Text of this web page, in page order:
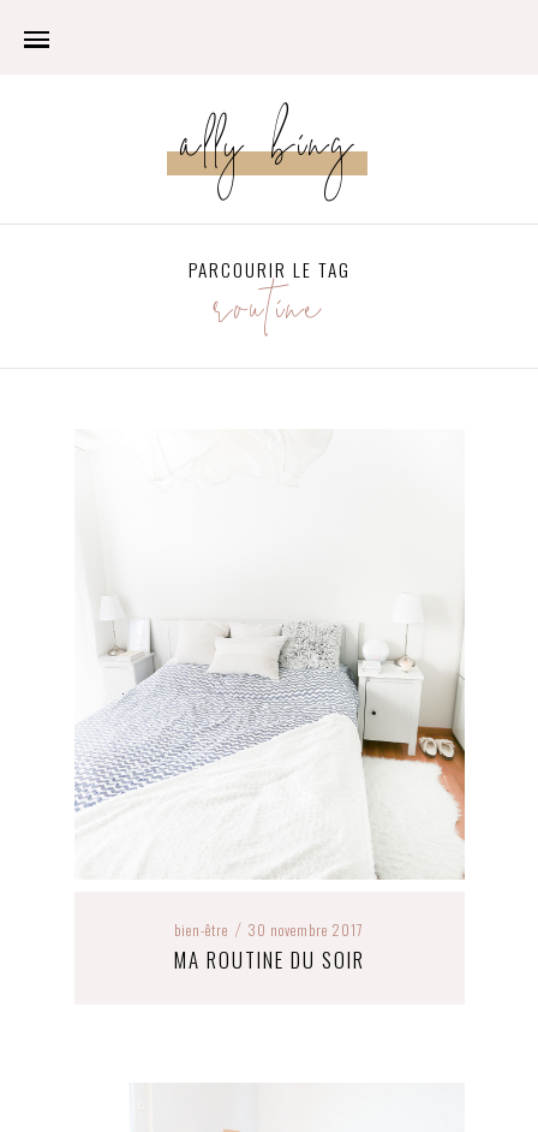
ally bing
PARCOURIR LE TAG
routine
bien-être / 30 novembre 2017
MA ROUTINE DU SOIR